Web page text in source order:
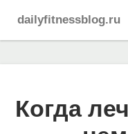
dailyfitnessblog.ru
Когда